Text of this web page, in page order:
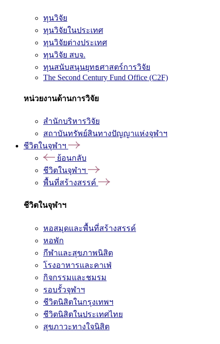
ทุนวิจัย
ทุนวิจัยในประเทศ
ทุนวิจัยต่างประเทศ
ทุนวิจัย สบจ.
ทุนสนับสนุนยุทธศาสตร์การวิจัย
The Second Century Fund Office (C2F)
หน่วยงานด้านการวิจัย
สำนักบริหารวิจัย
สถาบันทรัพย์สินทางปัญญาแห่งจุฬาฯ
ชีวิตในจุฬาฯ
ย้อนกลับ
ชีวิตในจุฬาฯ
พื้นที่สร้างสรรค์
ชีวิตในจุฬาฯ
หอสมุดและพื้นที่สร้างสรรค์
หอพัก
กีฬาและสุขภาพนิสิต
โรงอาหารและคาเฟ่
กิจกรรมและชมรม
รอบรั้วจุฬาฯ
ชีวิตนิสิตในกรุงเทพฯ
ชีวิตนิสิตในประเทศไทย
สุขภาวะทางใจนิสิต